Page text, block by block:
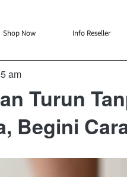
`
Shop Now `
Info Reseller
am
Turun
Begini